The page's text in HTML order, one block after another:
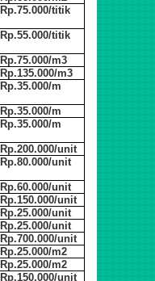
Rp.75.000/titik
Rp.55.000/titik
Rp.75.000/m3
Rp.135.000/m3
Rp.35.000/m
Rp.35.000/m
Rp.35.000/m
Rp.200.000/unit
Rp.80.000/unit
Rp.60.000/unit
Rp.150.000/unit
Rp.25.000/unit
Rp.25.000/unit
Rp.700.000/unit
Rp.25.000/m2
Rp.25.000/m2
Rp.150.000/unit